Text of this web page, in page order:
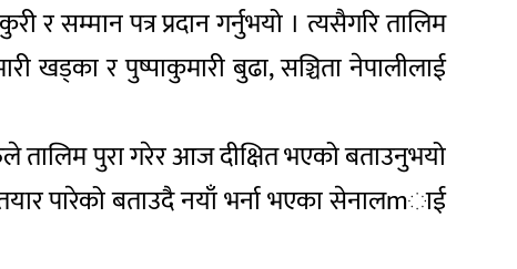
सम्मान पत्र प्रदान गर्नुभयो । त्यसैगरि तालिम
खड्का र पुष्पाकुमारी बुढा, सञ्चिता नेपालीलाई
तालिम पुरा गरेर आज दीक्षित भएको बताउनुभयो
पारेको बताउदै नयाँ भर्ना भएका सेनालmाई